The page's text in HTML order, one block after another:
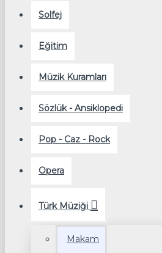
Solfej
Eğitim
Müzik Kuramları
Sözlük - Ansiklopedi
Pop - Caz - Rock
Opera
Türk Müziği
Makam